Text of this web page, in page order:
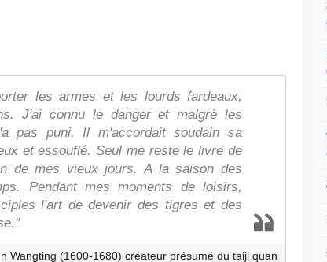
les armes et les lourds fardeaux,
J'ai connu le danger et malgré les
pas puni. Il m'accordait soudain sa
et essouflé. Seul me reste le livre de
de mes vieux jours. A la saison des
Pendant mes moments de loisirs,
l'art de devenir des tigres et des
Wangting (1600-1680) créateur présumé du taiji quan